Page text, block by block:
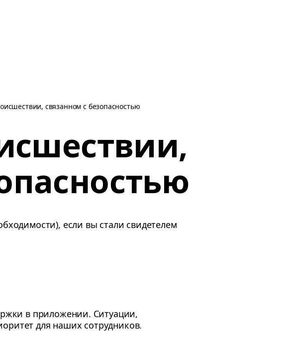
связанном с безопасностью
если вы стали свидетелем
в приложении. Ситуации,
для наших сотрудников.